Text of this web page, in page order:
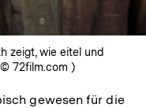
zeigt, wie eitel und
72film.com )
gewesen für die